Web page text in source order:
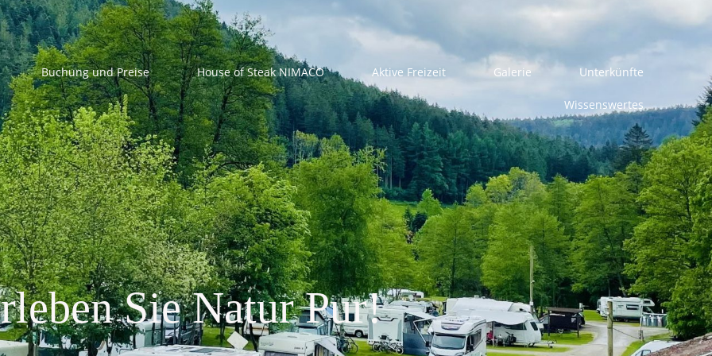
Buchung und Preise House of Steak NIMACO Aktive Freizeit Galerie Unterkünfte
Wissenswertes
Sie Natur Pur!